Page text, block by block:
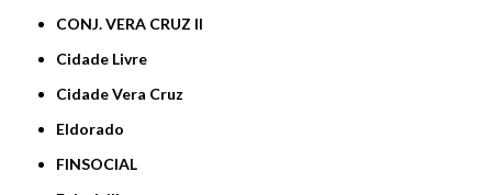
CONJ. VERA CRUZ II
Cidade Livre
Cidade Vera Cruz
Eldorado
FINSOCIAL